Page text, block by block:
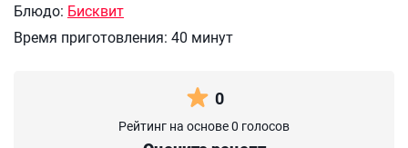
Блюдо: Бисквит
Время приготовления: 40 минут
0
Рейтинг на основе 0 голосов